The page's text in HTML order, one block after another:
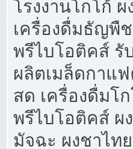
โรงงานโกโก้ ผ
เครื่องดื่มธัญพืช
พรีไบโอติคส์ รั
ผลิตเมล็ดกาแ
สด เครื่องดื่มโ
พรีไบโอติคส์ ผง
มัจฉะ ผงชาไท